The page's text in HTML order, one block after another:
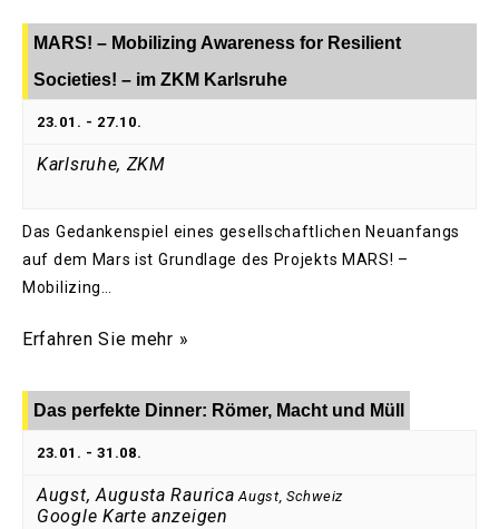
MARS! – Mobilizing Awareness for Resilient
Societies! – im ZKM Karlsruhe
23.01. - 27.10.
Karlsruhe, ZKM
Das Gedankenspiel eines gesellschaftlichen Neuanfangs
auf dem Mars ist Grundlage des Projekts MARS! –
Mobilizing…
Erfahren Sie mehr »
Das perfekte Dinner: Römer, Macht und Müll
23.01. -31.08.
Augst, Augusta Raurica Augst, Schweiz
Google Karte anzeigen